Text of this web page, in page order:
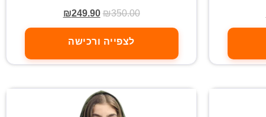
₪350.00
₪249.90
לצפייה ורכישה